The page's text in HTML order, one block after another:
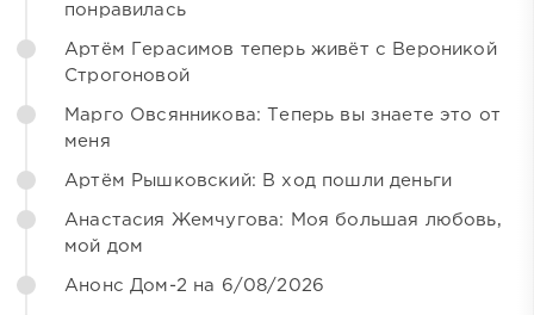
понравилась
Артём Герасимов теперь живёт с Вероникой
Строгоновой
Марго Овсянникова: Теперь вы знаете это от
меня
Артём Рышковский: В ход пошли деньги
Анастасия Жемчугова: Моя большая любовь,
мой дом
Анонс Дом-2 на 6/08/2026